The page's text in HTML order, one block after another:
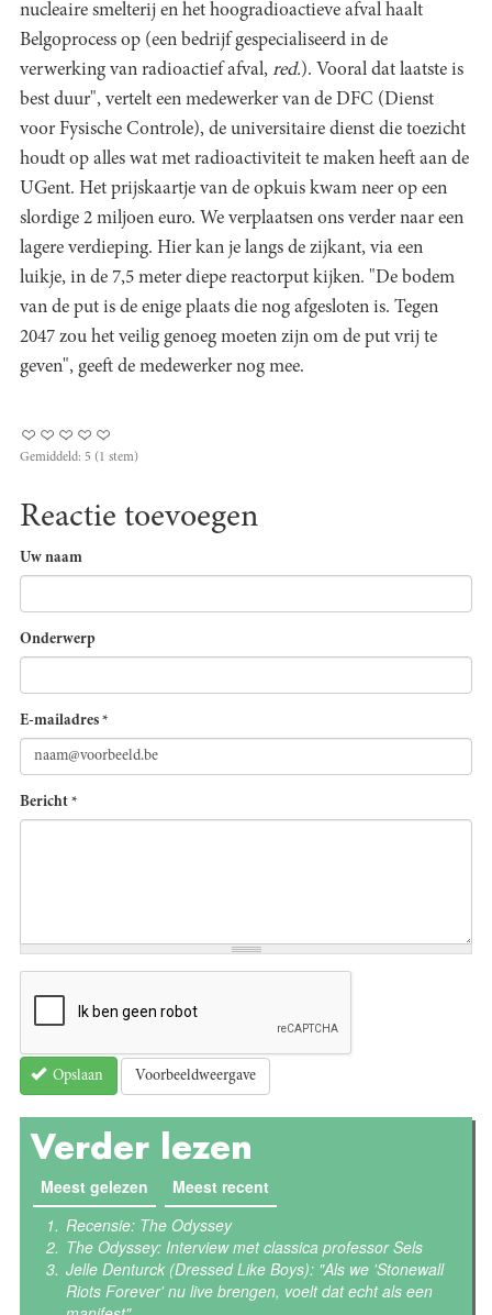
nucleaire smelterij en het hoogradioactieve afval haalt
Belgoprocess op (een bedrijf gespecialiseerd in de
verwerking van radioactief afval, red.). Vooral dat laatste is
best duur", vertelt een medewerker van de DFC (Dienst
voor Fysische Controle), de universitaire dienst die toezicht
houdt op alles wat met radioactiviteit te maken heeft aan de
UGent. Het prijskaartje van de opkuis kwam neer op een
slordige 2 miljoen euro. We verplaatsen ons verder naar een
lagere verdieping. Hier kan je langs de zijkant, via een
luikje, in de 7,5 meter diepe reactorput kijken. "De bodem
van de put is de enige plaats die nog afgesloten is. Tegen
2047 zou het veilig genoeg moeten zijn om de put vrij te
geven", geeft de medewerker nog mee.
Gemiddeld: 5 (1 stem)
Reactie toevoegen
Uw naam
Onderwerp
E-mailadres *
Bericht *
Opslaan Voorbeeldweergave
Verder lezen
Meest gelezen (actieve tabblad)
Meest recent
Recensie: The Odyssey
The Odyssey: Interview met classica professor Sels
Jelle Denturck (Dressed Like Boys): "Als we 'Stonewall
Riots Forever' nu live brengen, voelt dat echt als een